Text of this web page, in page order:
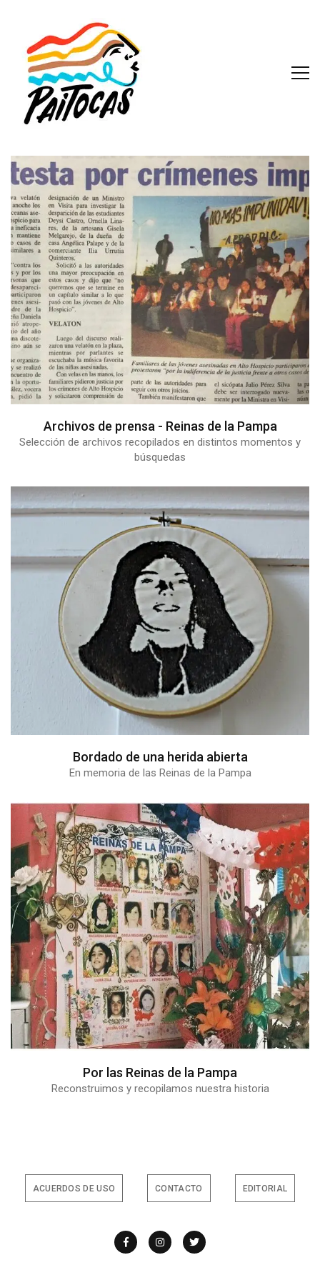
Archivos de prensa - Reinas de la Pampa
Selección de archivos recopilados en distintos momentos y
búsquedas
Bordado de una herida abierta
En memoria de las Reinas de la Pampa
Por las Reinas de la Pampa
Reconstruimos y recopilamos nuestra historia
ACUERDOS DE USO CONTACTO EDITORIAL